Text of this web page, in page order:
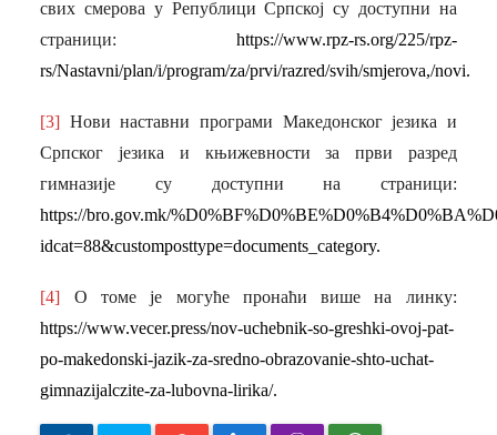
свих смерова у Републици Српској су доступни на
страници: https://www.rpz-rs.org/225/rpz-
rs/Nastavni/plan/i/program/za/prvi/razred/svih/smjerova,/novi.
[3] Нови наставни програми Македонског језика и
Српског језика и књижевности за први разред
гимназије су доступни на страници:
https://bro.gov.mk/
idcat=88&customposttype=documents_category.
[4]
О томе је могуће пронаћи више на линку:
https://www.vecer.press/nov-uchebnik-so-greshki-ovoj-pat-
po-makedonski-jazik-za-sredno-obrazovanie-shto-uchat-
gimnazijalczite-za-lubovna-lirika/.